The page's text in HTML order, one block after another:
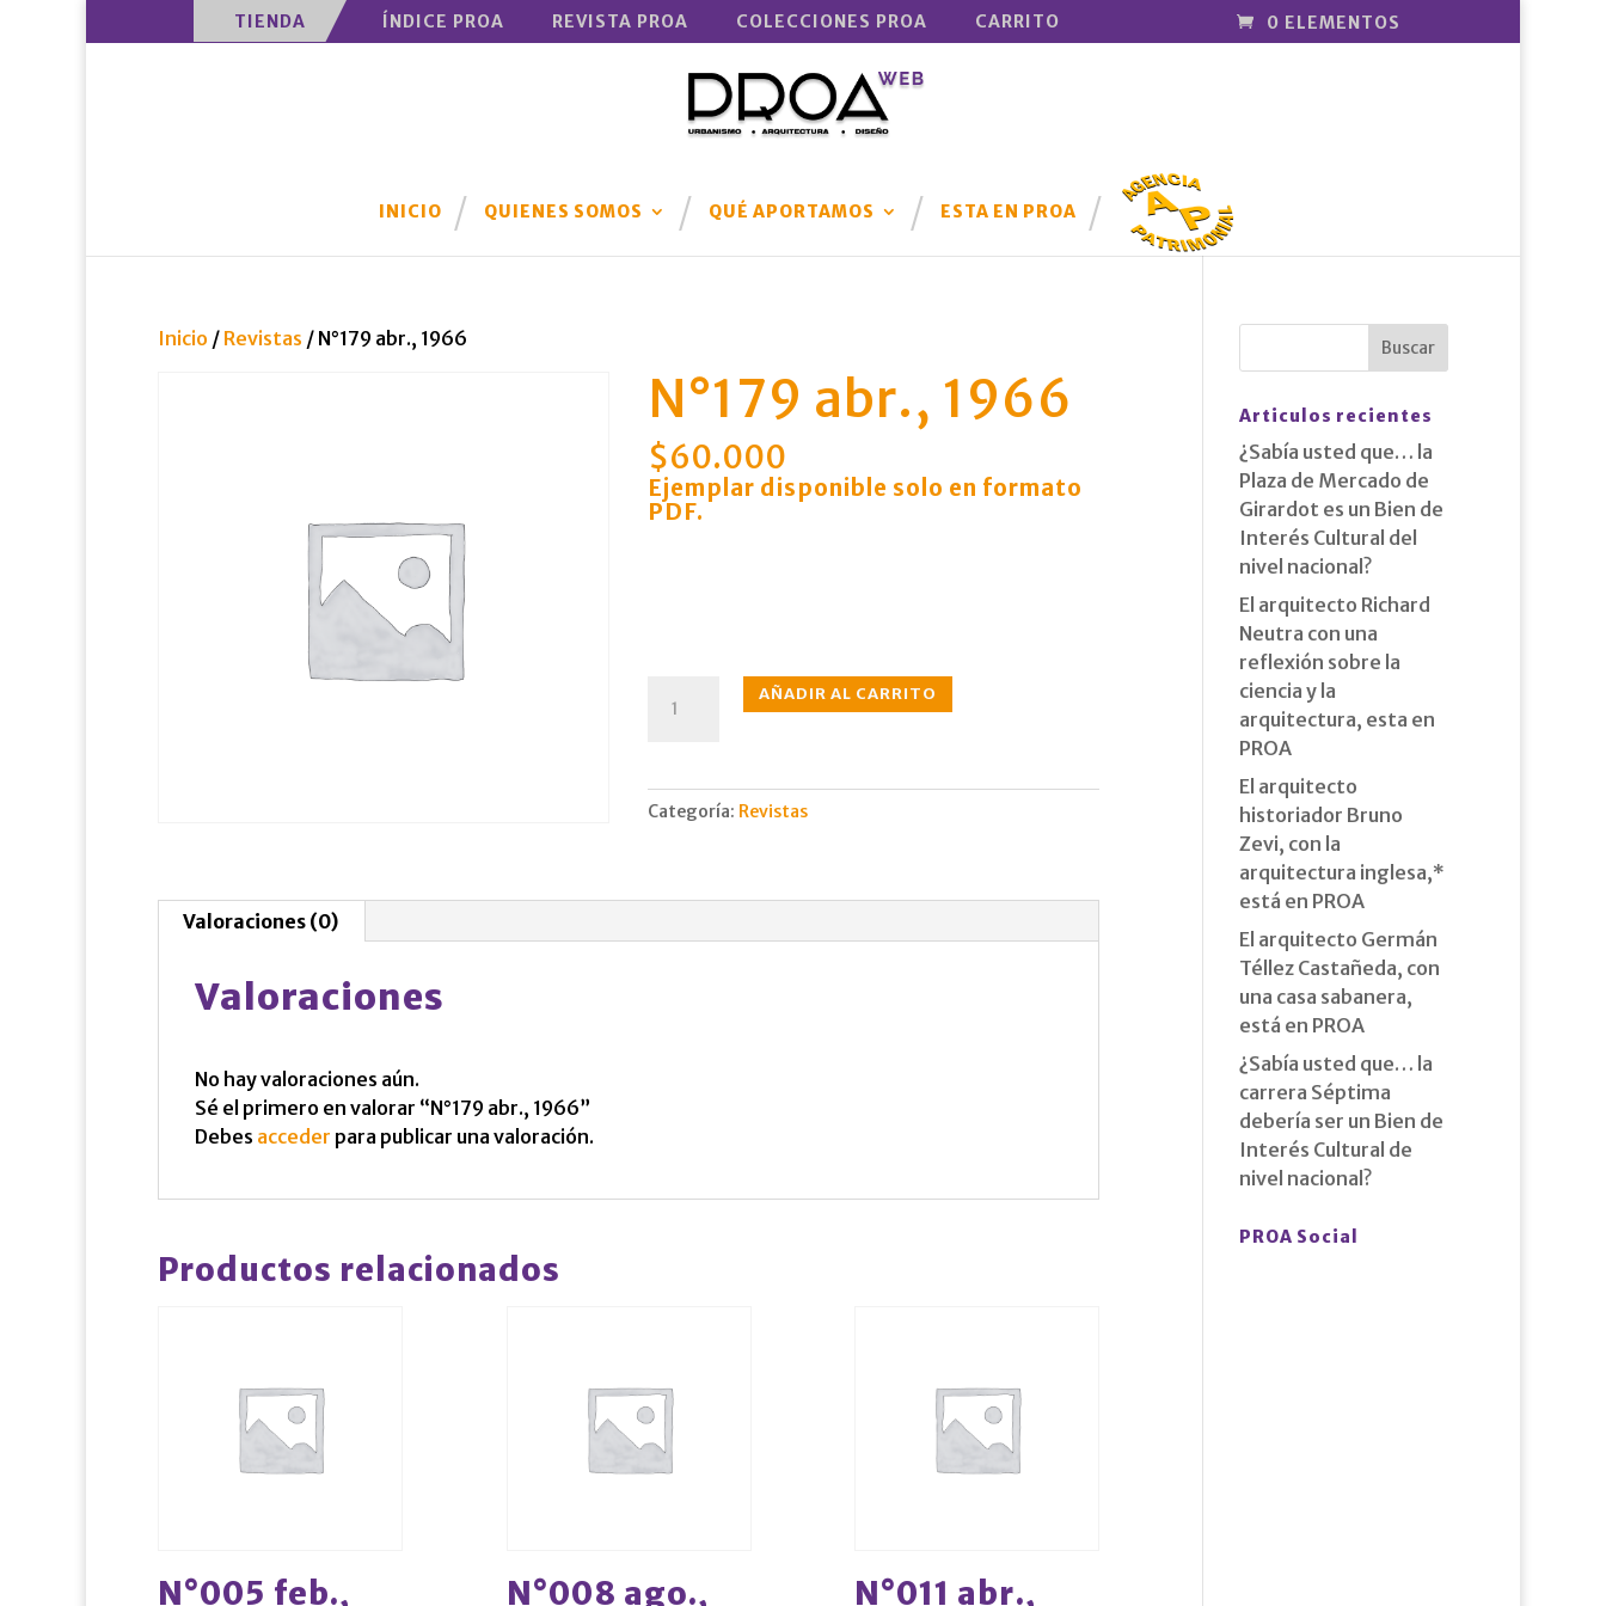
TIENDA ÍNDICE PROA REVISTA PROA COLECCIONES PROA CARRITO 0 ELEMENTOS
INICIO QUIENES SOMOS QUÉ APORTAMOS ESTA EN PROA
AGENCIA
PATRIMONI
AL
Inicio / Revistas / N°179 abr., 1966
N°179 abr., 1966
$60.000
Ejemplar disponible solo en formato
PDF.
abr.,
AÑADIR AL CARRITO
Categoría: Revistas
Valoraciones (0)
Valoraciones
No hay valoraciones aún.
Sé el primero en valorar “N°179 abr., 1966”
Debes acceder para publicar una valoración.
Productos relacionados
N°005 feb., N°008 ago., N°011 abr.,
Articulos recientes
¿Sabía usted que… la
Plaza de Mercado de
Girardot es un Bien de
Interés Cultural del
nivel nacional?
El arquitecto Richard
Neutra con una
reflexión sobre la
ciencia y la
arquitectura, esta en
PROA
El arquitecto
historiador Bruno
Zevi, con la
arquitectura inglesa,*
está en PROA
El arquitecto Germán
Téllez Castañeda, con
una casa sabanera,
está en PROA
¿Sabía usted que… la
carrera Séptima
debería ser un Bien de
Interés Cultural de
nivel nacional?
PROA Social